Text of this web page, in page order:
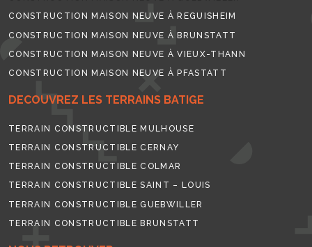
CONSTRUCTION MAISON NEUVE À REGUISHEIM
CONSTRUCTION MAISON NEUVE À BRUNSTATT
CONSTRUCTION MAISON NEUVE À VIEUX-THANN
CONSTRUCTION MAISON NEUVE À PFASTATT
DECOUVREZ LES TERRAINS BATIGE
TERRAIN CONSTRUCTIBLE MULHOUSE
TERRAIN CONSTRUCTIBLE CERNAY
TERRAIN CONSTRUCTIBLE COLMAR
TERRAIN CONSTRUCTIBLE SAINT – LOUIS
TERRAIN CONSTRUCTIBLE GUEBWILLER
TERRAIN CONSTRUCTIBLE BRUNSTATT